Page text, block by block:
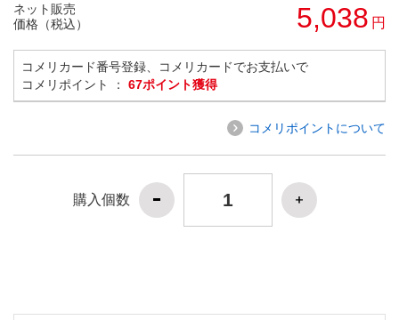
ネット販売
価格（税込）
5,038 円
コメリカード番号登録、コメリカードでお支払いで
コメリポイント ： 67ポイント獲得
コメリポイントについて
購入個数